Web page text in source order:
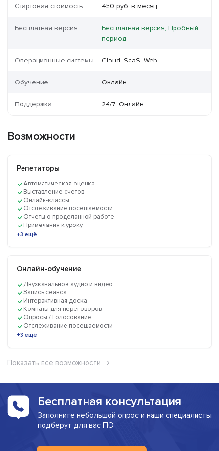
Стартовая стоимость 450 руб. в месяц
Бесплатная версия
Бесплатная версия, Пробный
период
Операционные системы Cloud, SaaS, Web
Обучение Онлайн
Поддержка 24/7, Онлайн
Возможности
Репетиторы
Автоматическая оценка
Выставление счетов
Онлайн-классы
Отслеживание посещаемости
Отчеты о проделанной работе
Примечания к уроку
+3 ещё
Онлайн-обучение
Двухканальное аудио и видео
Запись сеанса
Интерактивная доска
Комнаты для переговоров
Опросы / Голосование
Отслеживание посещаемости
+3 ещё
Показать все возможности
Бесплатная консультация
Заполните небольшой опрос и наши специалисты
подберут для вас ПО